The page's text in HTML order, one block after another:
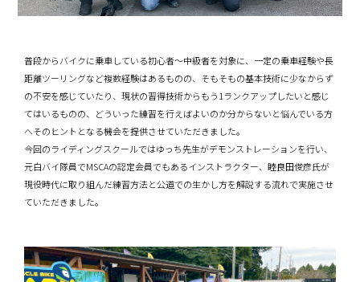
普段からバイクに乗車している初心者〜中級者を対象に、一定の乗車経験や長
距離ツーリングなど複数経験はあるものの、そもそもの基本技術に少なからず
の不安を感じていたり、現状の習得技術からもう1ランクアップしたいと感じ
てはいるものの、どういった練習を行えばよいのか分からないと悩んでいる方
へそのヒントとなる機会を提供させていただきました。
今回のライディングスクールではゆっち先生がデモンストレーションを行い、
元白バイ隊員でMSCAの認定会員でもあるインストラクター、睦良田俊彦氏が
現役時代に取り組んだ練習方法と公道での生かし方を解説する流れで実施させ
ていただきました。